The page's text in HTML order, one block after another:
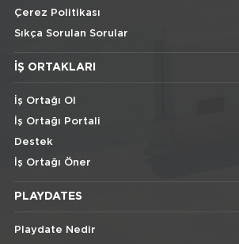
Çerez Politikası
Sıkça Sorulan Sorular
İŞ ORTAKLARI
İş Ortağı Ol
İş Ortağı Portali
Destek
İş Ortağı Öner
PLAYDATES
Playdate Nedir